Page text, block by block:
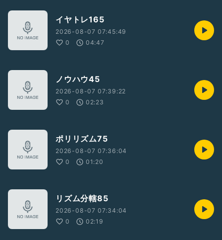
イヤトレ165
2026-08-07 07:45:49
0
04:47
ノウハウ45
2026-08-07 07:39:22
0
02:23
ポリリズム75
2026-08-07 07:36:04
0
01:20
リズム分轄85
2026-08-07 07:34:04
0
02:19